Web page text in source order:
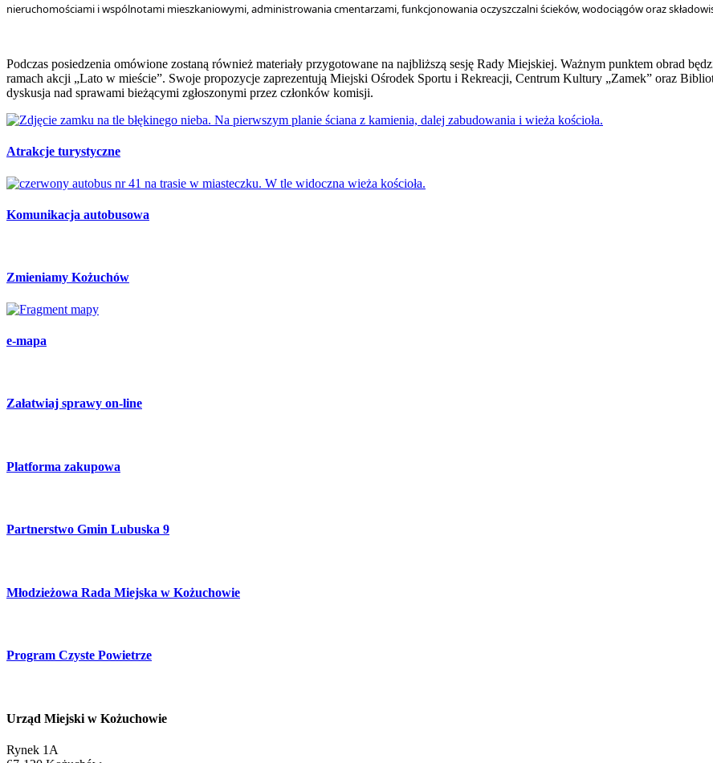
nieruchomościami i wspólnotami mieszkaniowymi, administrowania cmentarzami, funkcjonowania oczyszczalni ścieków, wodociągów oraz
Podczas posiedzenia omówione zostaną również materiały przygotowane na najbliższą sesję Rady Miejskiej. Ważnym punktem obrad
ramach akcji „Lato w mieście”. Swoje propozycje zaprezentują Miejski Ośrodek Sportu i Rekreacji, Centrum Kultury „Zamek” oraz
dyskusja nad sprawami bieżącymi zgłoszonymi przez członków komisji.
Atrakcje turystyczne
Komunikacja autobusowa
Zmieniamy Kożuchów
e-mapa
Załatwiaj sprawy on-line
Platforma zakupowa
Partnerstwo Gmin Lubuska 9
Młodzieżowa Rada Miejska w Kożuchowie
Program Czyste Powietrze
Urząd Miejski w Kożuchowie
Rynek 1A